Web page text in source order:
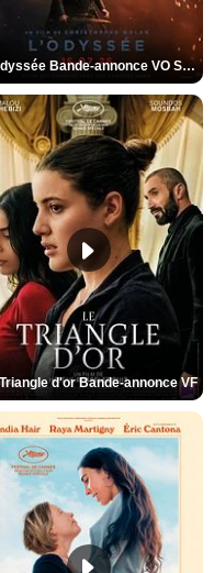
L'Odyssée Bande-annonce VO STFR
d'or Bande-annonce VF